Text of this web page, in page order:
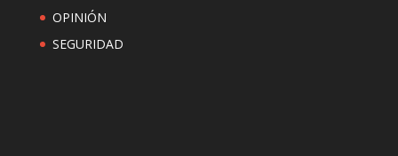
OPINIÓN
SEGURIDAD